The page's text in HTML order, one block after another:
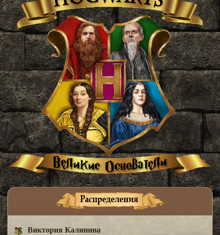
Виктория Калинина